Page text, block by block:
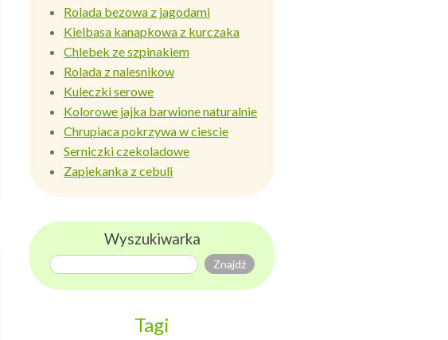
Rolada bezowa z jagodami
Kielbasa kanapkowa z kurczaka
Chlebek ze szpinakiem
Rolada z nalesnikow
Kuleczki serowe
Kolorowe jajka barwione naturalnie
Chrupiaca pokrzywa w ciescie
Serniczki czekoladowe
Zapiekanka z cebuli
Wyszukiwarka
Tagi